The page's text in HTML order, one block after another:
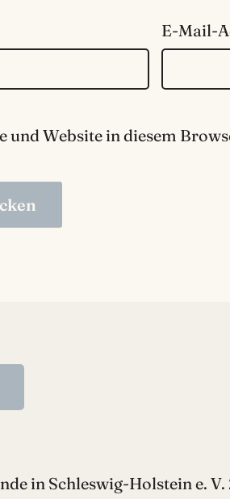
E-Mail-
und Website in diesem
in Schleswig-Holstein e.